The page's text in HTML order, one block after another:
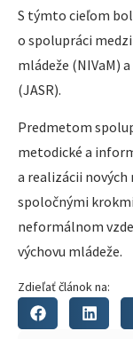
S týmto cieľom
o spolupráci
mládeže (NIVaM)
(JASR).
Predmetom
metodické a
a realizácii nových
spoločnými
neformálnom
výchovu mládeže.
Zdieľať článok na: